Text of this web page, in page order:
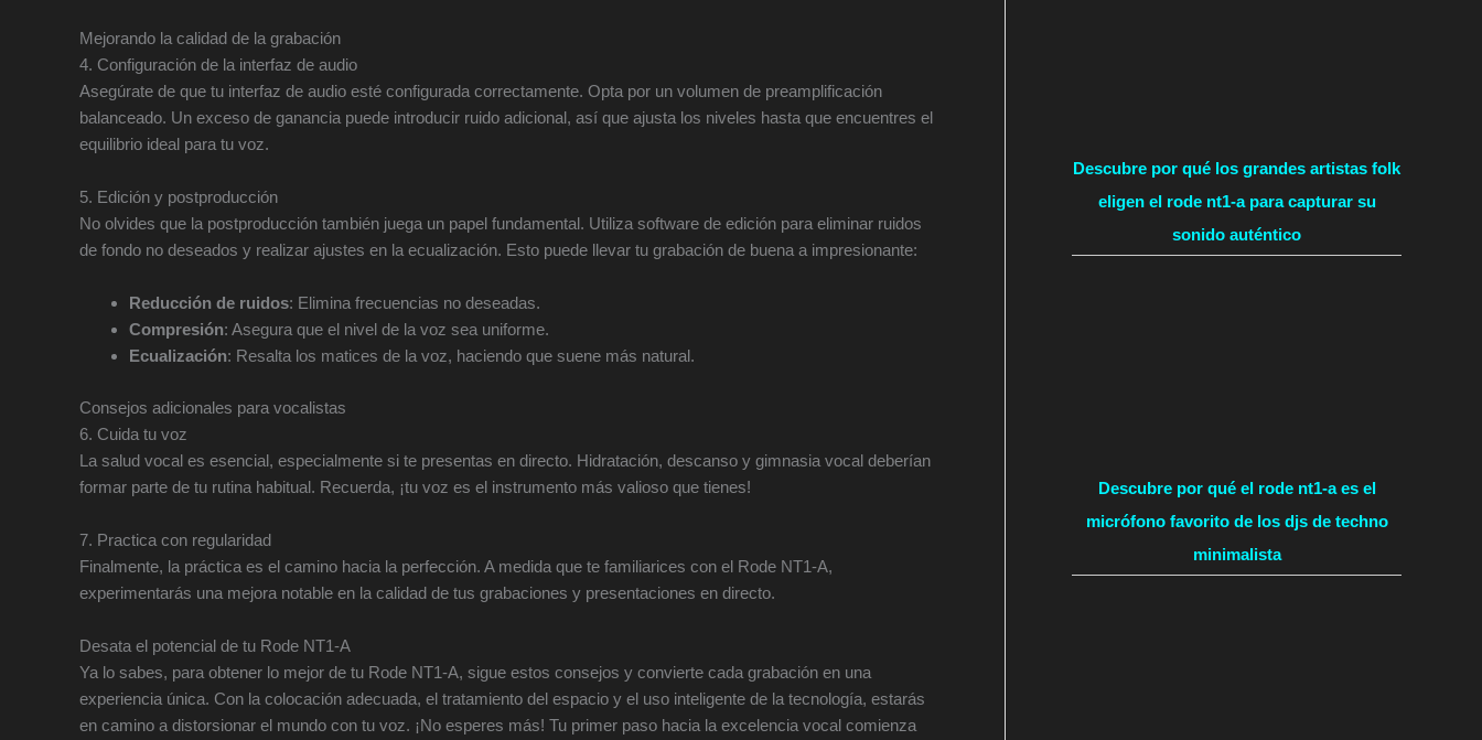
Mejorando la calidad de la grabación
4. Configuración de la interfaz de audio
Asegúrate de que tu interfaz de audio esté configurada correctamente. Opta por un volumen de preamplificación
balanceado. Un exceso de ganancia puede introducir ruido adicional, así que ajusta los niveles hasta que encuentres el
equilibrio ideal para tu voz.
5. Edición y postproducción
No olvides que la postproducción también juega un papel fundamental. Utiliza software de edición para eliminar ruidos
de fondo no deseados y realizar ajustes en la ecualización. Esto puede llevar tu grabación de buena a impresionante:
Reducción de ruidos: Elimina frecuencias no deseadas.
Compresión: Asegura que el nivel de la voz sea uniforme.
Ecualización: Resalta los matices de la voz, haciendo que suene más natural.
Consejos adicionales para vocalistas
6. Cuida tu voz
La salud vocal es esencial, especialmente si te presentas en directo. Hidratación, descanso y gimnasia vocal deberían
formar parte de tu rutina habitual. Recuerda, ¡tu voz es el instrumento más valioso que tienes!
7. Practica con regularidad
Finalmente, la práctica es el camino hacia la perfección. A medida que te familiarices con el Rode NT1-A,
experimentarás una mejora notable en la calidad de tus grabaciones y presentaciones en directo.
Desata el potencial de tu Rode NT1-A
Ya lo sabes, para obtener lo mejor de tu Rode NT1-A, sigue estos consejos y convierte cada grabación en una
experiencia única. Con la colocación adecuada, el tratamiento del espacio y el uso inteligente de la tecnología, estarás
en camino a distorsionar el mundo con tu voz. ¡No esperes más! Tu primer paso hacia la excelencia vocal comienza
Descubre por qué los grandes artistas folk
eligen el rode nt1-a para capturar su
sonido auténtico
Descubre por qué el rode nt1-a es el
micrófono favorito de los djs de techno
minimalista